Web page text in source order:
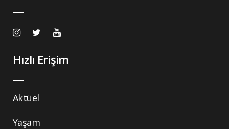
Hızlı Erişim
Aktüel
Yaşam